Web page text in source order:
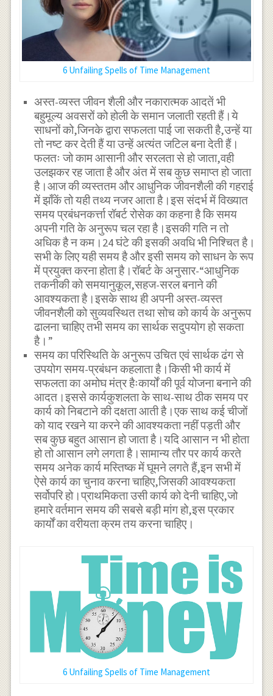
6 Unfailing Spells of Time Management
अस्त-व्यस्त जीवन शैली और नकारात्मक आदतें भी
बहुमूल्य अवसरों को होली के समान जलाती रहती हैं।ये
साधनों को,जिनके द्वारा सफलता पाई जा सकती है,उन्हें या
तो नष्ट कर देती हैं या उन्हें अत्यंत जटिल बना देती हैं।
फलतः जो काम आसानी और सरलता से हो जाता,वही
उलझकर रह जाता है और अंत में सब कुछ समाप्त हो जाता
है।आज की व्यस्ततम और आधुनिक जीवनशैली की गहराई
में झाँकें तो यही तथ्य नजर आता है।इस संदर्भ में विख्यात
समय प्रबंधनकर्त्ता रॉबर्ट रोसेक का कहना है कि समय
अपनी गति के अनुरूप चल रहा है।इसकी गति न तो
अधिक है न कम।24 घंटे की इसकी अवधि भी निश्चित है।
सभी के लिए यही समय है और इसी समय को साधन के रूप
में प्रयुक्त करना होता है।रॉबर्ट के अनुसार-“आधुनिक
तकनीकी को समयानुकूल,सहज-सरल बनाने की
आवश्यकता है।इसके साथ ही अपनी अस्त-व्यस्त
जीवनशैली को सुव्यवस्थित तथा सोच को कार्य के अनुरूप
ढालना चाहिए तभी समय का सार्थक सदुपयोग हो सकता
है।”
समय का परिस्थिति के अनुरूप उचित एवं सार्थक ढंग से
उपयोग समय-प्रबंधन कहलाता है।किसी भी कार्य में
सफलता का अमोघ मंत्र हैःकार्यों की पूर्व योजना बनाने की
आदत।इससे कार्यकुशलता के साथ-साथ ठीक समय पर
कार्य को निबटाने की दक्षता आती है।एक साथ कई चीजों
को याद रखने या करने की आवश्यकता नहीं पड़ती और
सब कुछ बहुत आसान हो जाता है।यदि आसान न भी होता
हो तो आसान लगे लगता है।सामान्य तौर पर कार्य करते
समय अनेक कार्य मस्तिष्क में घूमने लगते हैं,इन सभी में
ऐसे कार्य का चुनाव करना चाहिए,जिसकी आवश्यकता
सर्वोपरि हो।प्राथमिकता उसी कार्य को देनी चाहिए,जो
हमारे वर्तमान समय की सबसे बड़ी मांग हो,इस प्रकार
कार्यों का वरीयता क्रम तय करना चाहिए।
6 Unfailing Spells of Time Management